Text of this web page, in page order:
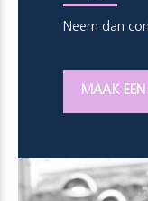
Neem dan
MAAK EEN